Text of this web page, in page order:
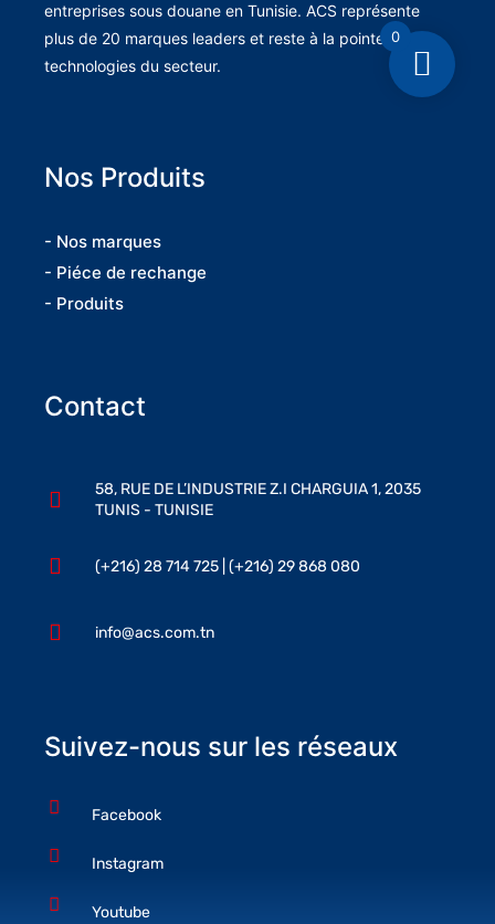
entreprises sous douane en Tunisie. ACS représente
plus de 20 marques leaders et reste à la pointe des
technologies du secteur.
Nos Produits
- Nos marques
- Piéce de rechange
- Produits
Contact
58, RUE DE L’INDUSTRIE Z.I CHARGUIA 1, 2035
TUNIS - TUNISIE
(+216) 28 714 725 | (+216) 29 868 080
info@acs.com.tn
Suivez-nous sur les réseaux
Facebook
Instagram
Youtube
0